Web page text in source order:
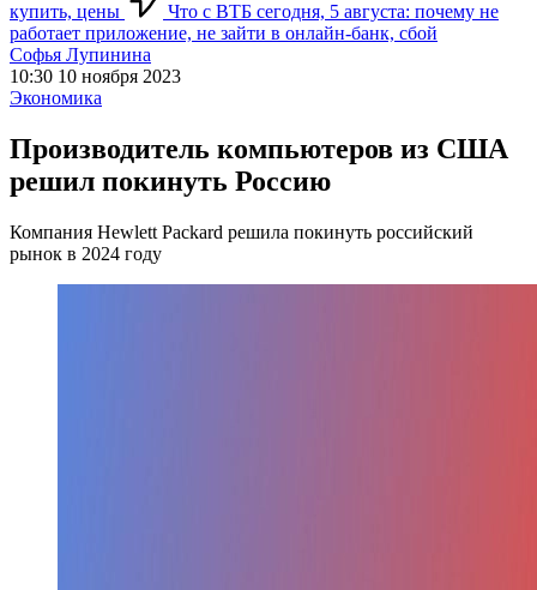
купить, цены
Что с ВТБ сегодня, 5 августа: почему не
работает приложение, не зайти в онлайн-банк, сбой
Софья Лупинина
10:30 10 ноября 2023
Экономика
Производитель компьютеров из США
решил покинуть Россию
Компания Hewlett Packard решила покинуть российский
рынок в 2024 году